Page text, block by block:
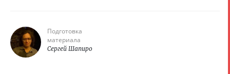
Подготовка
материала
Сергей Шапиро